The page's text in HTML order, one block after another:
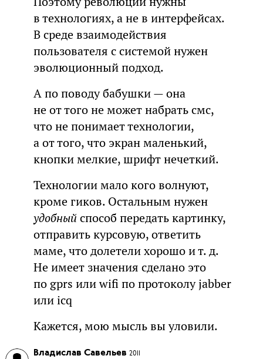
в технологиях, а не в интерфейсах.
В среде взаимодействия
пользователя с системой нужен
эволюционный подход.
А по поводу бабушки — она
не от того не может набрать смс,
что не понимает технологии,
а от того, что экран маленький,
кнопки мелкие, шрифт нечеткий.
Технологии мало кого волнуют,
кроме гиков. Остальным нужен
удобный способ передать картинку,
отправить курсовую, ответить
маме, что долетели хорошо и т. д.
Не имеет значения сделано это
по gprs или wifi по протоколу jabber
или icq
Кажется, мою мысль вы уловили.
Владислав Савельев 2011